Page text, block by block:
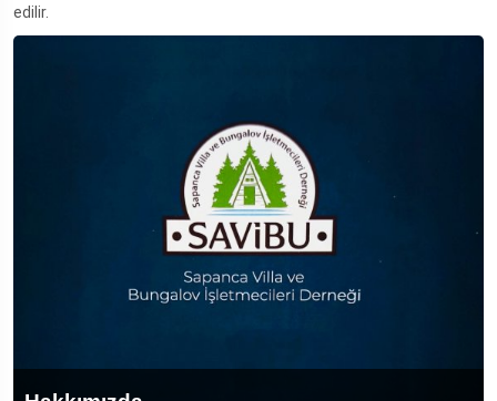
edilir.